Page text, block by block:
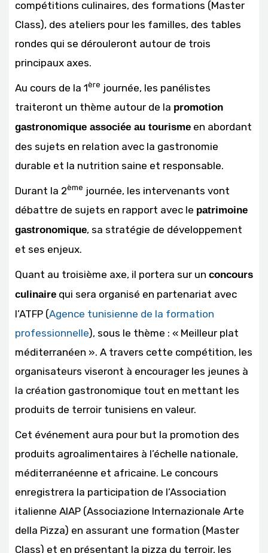
compétitions culinaires, des formations (Master
Class), des ateliers pour les familles, des tables
rondes qui se dérouleront autour de trois
principaux axes.
Au cours de la 1ère journée, les panélistes
traiteront un thème autour de la promotion
gastronomique associée au tourisme en abordant
des sujets en relation avec la gastronomie
durable et la nutrition saine et responsable.
Durant la 2ème journée, les intervenants vont
débattre de sujets en rapport avec le patrimoine
gastronomique, sa stratégie de développement
et ses enjeux.
Quant au troisième axe, il portera sur un concours
culinaire qui sera organisé en partenariat avec
l’ATFP (Agence tunisienne de la formation
professionnelle), sous le thème : « Meilleur plat
méditerranéen ». A travers cette compétition, les
organisateurs viseront à encourager les jeunes à
la création gastronomique tout en mettant les
produits de terroir tunisiens en valeur.
Cet événement aura pour but la promotion des
produits agroalimentaires à l’échelle nationale,
méditerranéenne et africaine. Le concours
enregistrera la participation de l’Association
italienne AIAP (Associazione Internazionale Arte
della Pizza) en assurant une formation (Master
Class) et en présentant la pizza du terroir, les